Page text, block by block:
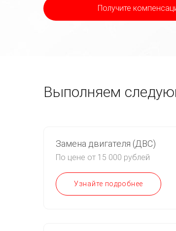
Получите
Выполняем
Замена двигателя (ДВС)
По цене от 15 000 рублей
Узнайте подробнее